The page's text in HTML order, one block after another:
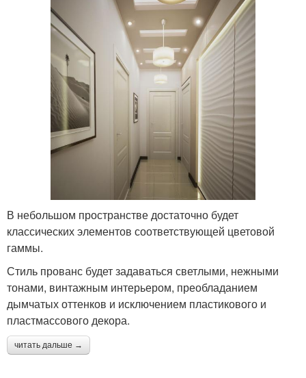
В небольшом пространстве достаточно будет
классических элементов соответствующей цветовой
гаммы.
Стиль прованс будет задаваться светлыми, нежными
тонами, винтажным интерьером, преобладанием
дымчатых оттенков и исключением пластикового и
пластмассового декора.
читать дальше →